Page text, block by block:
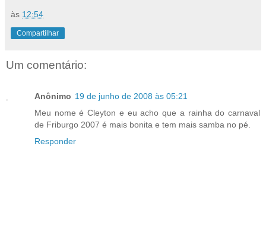
às 12:54
Compartilhar
Um comentário:
Anônimo 19 de junho de 2008 às 05:21
Meu nome é Cleyton e eu acho que a rainha do carnaval
de Friburgo 2007 é mais bonita e tem mais samba no pé.
Responder